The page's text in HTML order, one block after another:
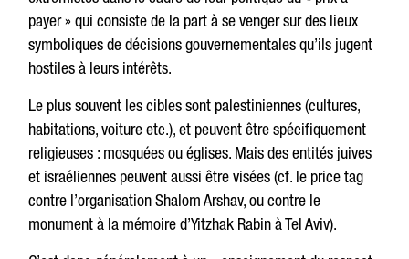
payer » qui consiste de la part à se venger sur des lieux
symboliques de décisions gouvernementales qu’ils jugent
hostiles à leurs intérêts.
Le plus souvent les cibles sont palestiniennes (cultures,
habitations, voiture etc.), et peuvent être spécifiquement
religieuses : mosquées ou églises. Mais des entités juives
et israéliennes peuvent aussi être visées (cf. le price tag
contre l’organisation Shalom Arshav, ou contre le
monument à la mémoire d’Yitzhak Rabin à Tel Aviv).